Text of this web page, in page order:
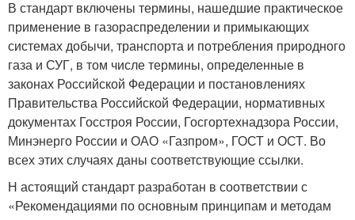
В стандарт включены термины, нашедшие практическое
применение в газораспределении и примыкающих
системах добычи, транспорта и потребления природного
газа и СУГ, в том числе термины, определенные в
законах Российской Федерации и постановлениях
Правительства Российской Федерации, нормативных
документах Госстроя России, Госгортехнадзора России,
Минэнерго России и ОАО «Газпром», ГОСТ и ОСТ. Во
всех этих случаях даны соответствующие ссылки.
Н астоящий стандарт разработан в соответствии с
«Рекомендациями по основным принципам и методам